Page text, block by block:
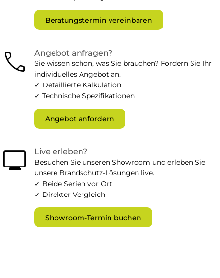
Beratungstermin vereinbaren
call Angebot anfragen?
Sie wissen schon, was Sie brauchen? Fordern Sie Ihr
individuelles Angebot an.
✓ Detaillierte Kalkulation
✓ Technische Spezifikationen
Angebot anfordern
monitor Live erleben?
Besuchen Sie unseren Showroom und erleben Sie
unsere Brandschutz-Lösungen live.
✓ Beide Serien vor Ort
✓ Direkter Vergleich
Showroom-Termin buchen